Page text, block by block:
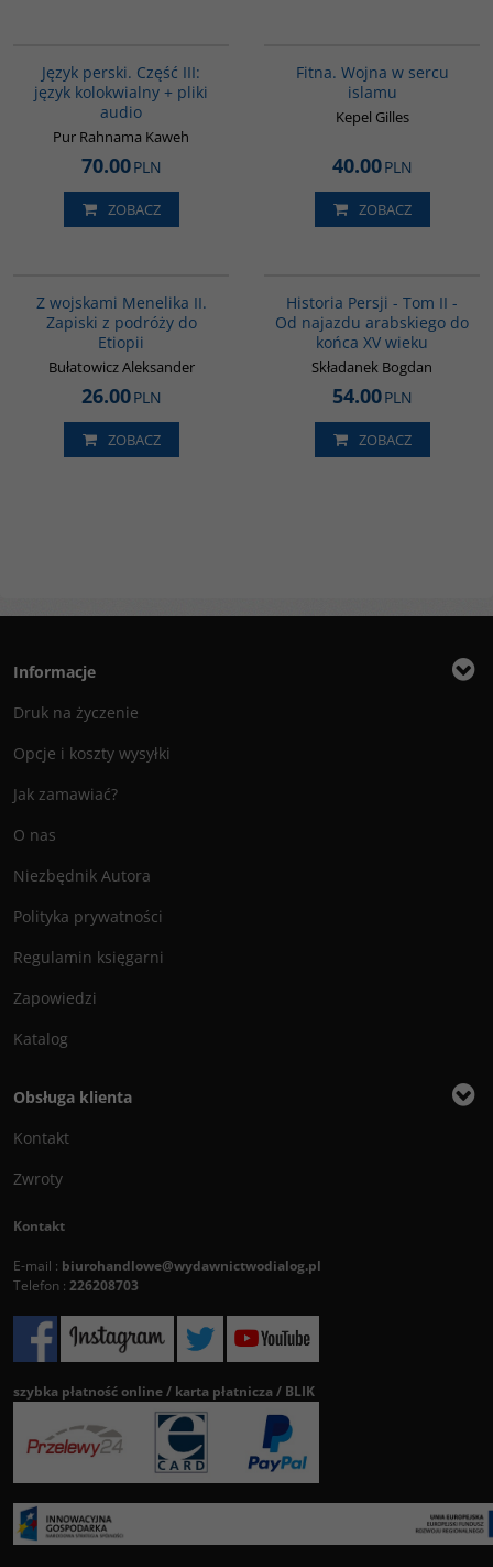
Język perski. Część III:
język kolokwialny + pliki
audio
Pur Rahnama Kaweh
70.00PLN
ZOBACZ
Fitna. Wojna w sercu
islamu
Kepel Gilles
40.00PLN
ZOBACZ
Z wojskami Menelika II.
Zapiski z podróży do
Etiopii
Bułatowicz Aleksander
26.00PLN
ZOBACZ
Historia Persji - Tom II -
Od najazdu arabskiego do
końca XV wieku
Składanek Bogdan
54.00PLN
ZOBACZ
Informacje
Druk na życzenie
Opcje i koszty wysyłki
Jak zamawiać?
O nas
Niezbędnik Autora
Polityka prywatności
Regulamin księgarni
Zapowiedzi
Katalog
Obsługa klienta
Kontakt
Zwroty
Kontakt
E-mail : biurohandlowe@wydawnictwodialog.pl
Telefon : 226208703
szybka płatność online / karta płatnicza / BLIK